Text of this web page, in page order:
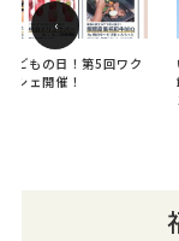
どもの日！第5回ワク
シェ開催！
‹